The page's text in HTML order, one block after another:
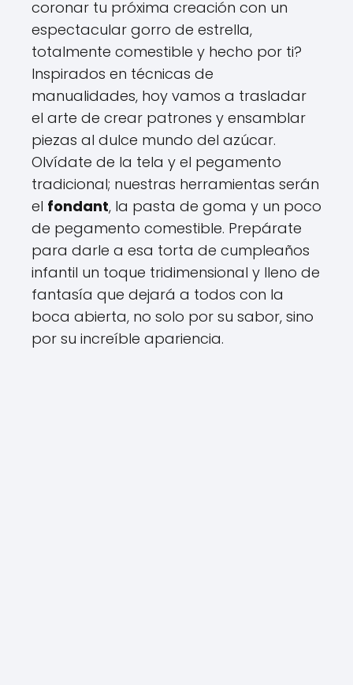
coronar tu próxima creación con un
espectacular gorro de estrella,
totalmente comestible y hecho por ti?
Inspirados en técnicas de
manualidades, hoy vamos a trasladar
el arte de crear patrones y ensamblar
piezas al dulce mundo del azúcar.
Olvídate de la tela y el pegamento
tradicional; nuestras herramientas serán
el fondant, la pasta de goma y un poco
de pegamento comestible. Prepárate
para darle a esa torta de cumpleaños
infantil un toque tridimensional y lleno de
fantasía que dejará a todos con la
boca abierta, no solo por su sabor, sino
por su increíble apariencia.